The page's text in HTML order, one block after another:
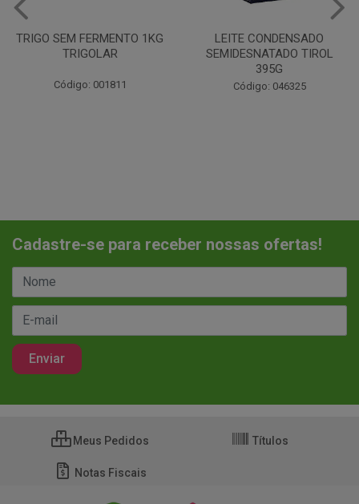
LEITE CONDENSADO
SEMIDESNATADO TIROL
Código: 046325
CHANTILINHO EM PO
MIX
Código: 037442
Cadastre-se para receber nossas ofertas!
Meus Pedidos Títulos
Notas Fiscais